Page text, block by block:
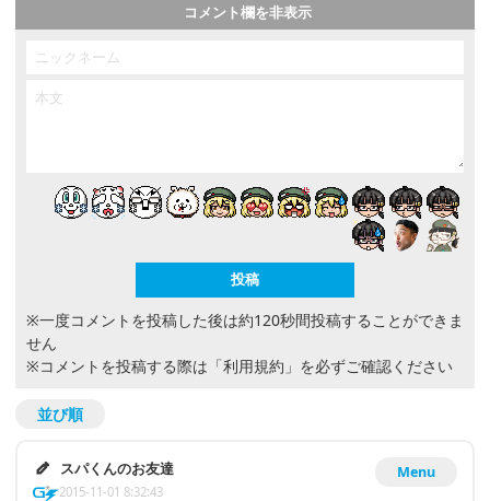
コメント欄を非表示
※一度コメントを投稿した後は約120秒間投稿することができま
せん
※コメントを投稿する際は 「利用規約」 を必ずご確認ください
並び順
Menu
スパくんのお友達
2015-11-01 8:32:43